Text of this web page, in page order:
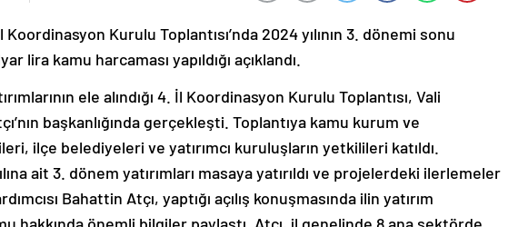
Koordinasyon Kurulu Toplantısı’nda 2024 yılının 3. dönemi sonu
lira kamu harcaması yapıldığı açıklandı.
ele alındığı 4. İl Koordinasyon Kurulu Toplantısı, Vali
başkanlığında gerçekleşti. Toplantıya kamu kurum ve
ilçe belediyeleri ve yatırımcı kuruluşların yetkilileri katıldı.
ait 3. dönem yatırımları masaya yatırıldı ve projelerdeki ilerlemeler
Bahattin Atçı, yaptığı açılış konuşmasında ilin yatırım